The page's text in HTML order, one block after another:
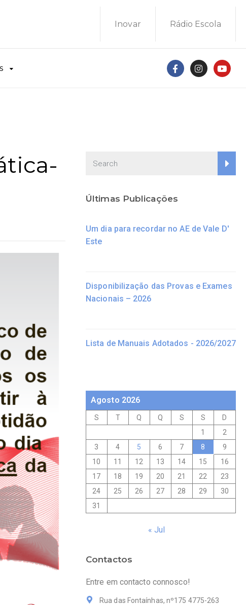
Inovar Rádio Escola
Últimas Publicações
Um dia para recordar no AE de Vale D'
Este
Disponibilização das Provas e Exames
Nacionais – 2026
Lista de Manuais Adotados - 2026/2027
Agosto 2026
S T Q Q S S
D
1
2
3
4 5 6 7 8
9
10
11 12 13 14 15
16
17
18 19 20 21 22
23
24
25 26 27 28 29
30
31
« Jul
Contactos
Entre em contacto connosco!
Rua das Fontaínhas, nº175 4775-263